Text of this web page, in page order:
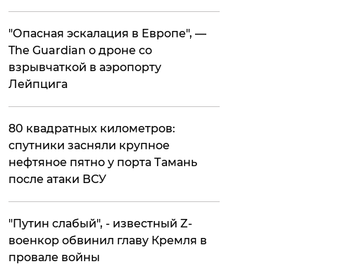
"Опасная эскалация в Европе", —
The Guardian о дроне со
взрывчаткой в аэропорту
Лейпцига
80 квадратных километров:
спутники засняли крупное
нефтяное пятно у порта Тамань
после атаки ВСУ
​"Путин слабый", - известный Z-
военкор обвинил главу Кремля в
провале войны